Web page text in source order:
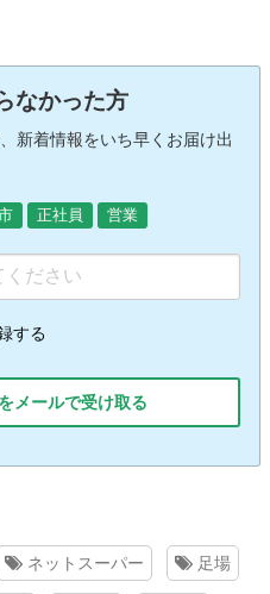
なかった方
新着情報をいち早くお届け出
正社員 営業
する
メールで受け取る
ネットスーパー 足場